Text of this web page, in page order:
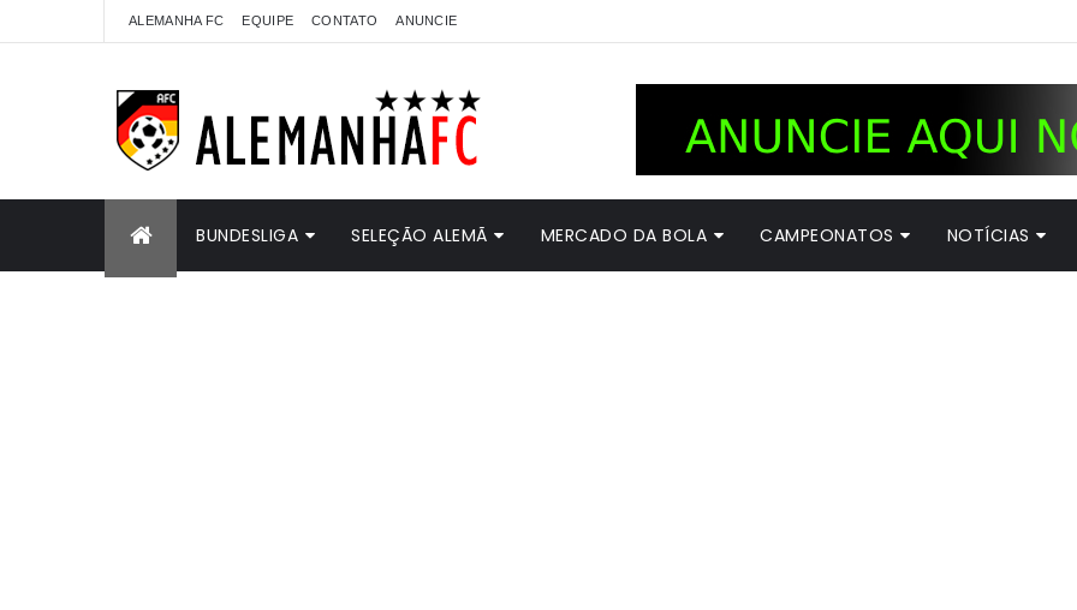
ALEMANHA FC EQUIPE CONTATO ANUNCIE
BUNDESLIGA SELEÇÃO ALEMÃ MERCADO DA BOLA CAMPEONATOS NOTÍCIAS